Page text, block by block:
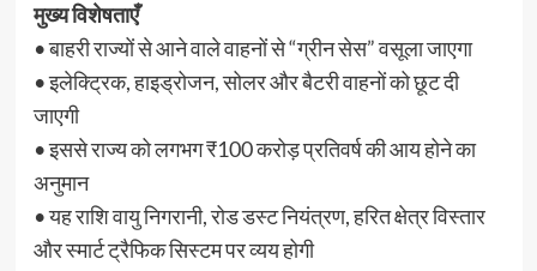
मुख्य विशेषताएँ
• बाहरी राज्यों से आने वाले वाहनों से “ग्रीन सेस” वसूला जाएगा
• इलेक्ट्रिक, हाइड्रोजन, सोलर और बैटरी वाहनों को छूट दी
जाएगी
• इससे राज्य को लगभग ₹100 करोड़ प्रतिवर्ष की आय होने का
अनुमान
• यह राशि वायु निगरानी, रोड डस्ट नियंत्रण, हरित क्षेत्र विस्तार
और स्मार्ट ट्रैफिक सिस्टम पर व्यय होगी